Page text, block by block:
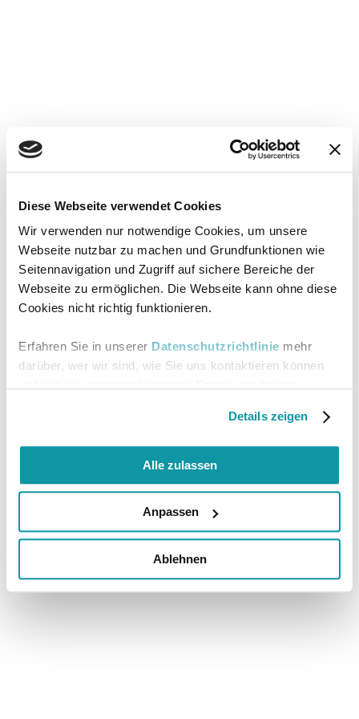
Diese Webseite verwendet Cookies
Wir verwenden nur notwendige Cookies, um unsere
Webseite nutzbar zu machen und Grundfunktionen wie
Seitennavigation und Zugriff auf sichere Bereiche der
Webseite zu ermöglichen. Die Webseite kann ohne diese
Cookies nicht richtig funktionieren.
Erfahren Sie in unserer Datenschutzrichtlinie mehr
darüber, wer wir sind, wie Sie uns kontaktieren können
Details zeigen
Alle zulassen
Anpassen
Ablehnen